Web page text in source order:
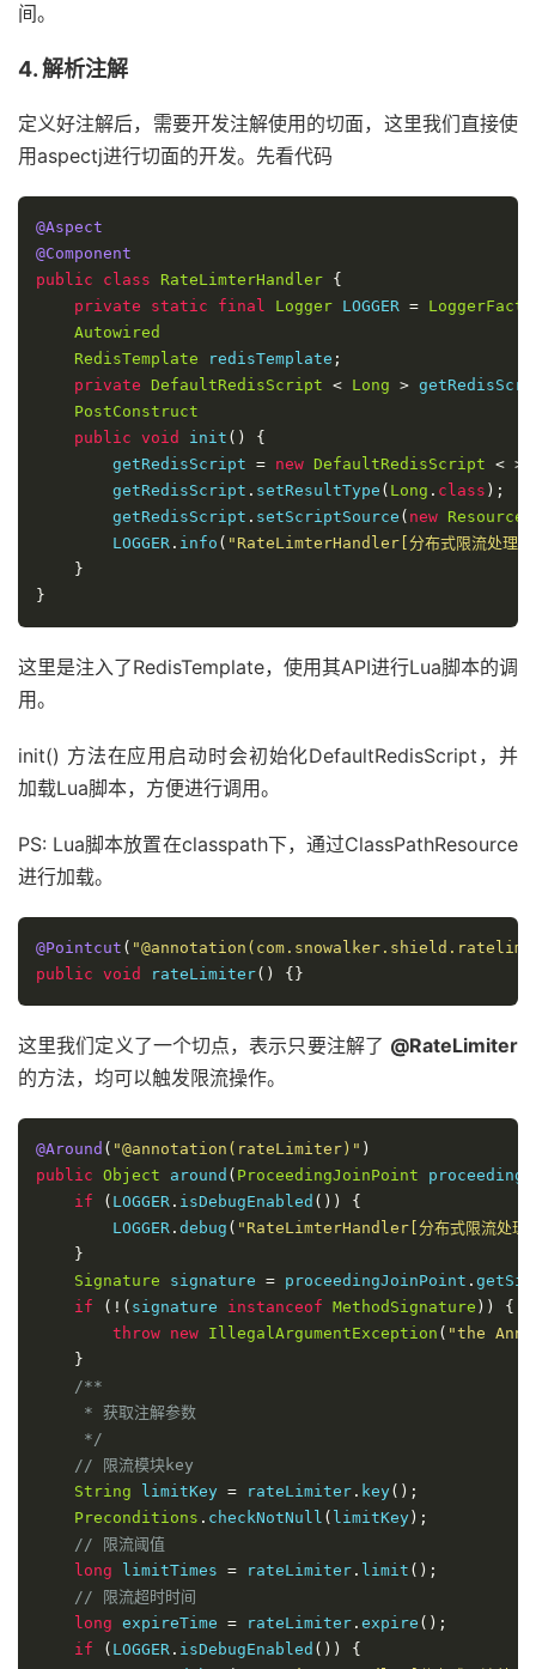
间。
4. 解析注解
定义好注解后，需要开发注解使用的切面，这里我们直接使
用aspectj进行切面的开发。先看代码
@Aspect
@Component
public
class RateLimterHandler {
private
static final Logger LOGGER =
Autowired
RedisTemplate redisTemplate ;
private DefaultRedisScript < Long >
PostConstruct
public void init ()
{
        getRedisScript
= new DefaultRedisScript < >
        getRedisScript
. setResultType ( Long . class );
        getRedisScript
. setScriptSource ( new
        LOGGER
. info ( "RateLimterHandler[分布式限流处理器
}
}
这里是注入了RedisTemplate，使用其API进行Lua脚本的调
用。
init() 方法在应用启动时会初始化DefaultRedisScript，并
加载Lua脚本，方便进行调用。
PS: Lua脚本放置在classpath下，通过ClassPathResource
进行加载。
@Pointcut (
public void rateLimiter() {}
这里我们定义了一个切点，表示只要注解了 @RateLimiter
的方法，均可以触发限流操作。
@Around ( "@annotation(rateLimiter)" )
public Object around ( ProceedingJoinPoint
if
( LOGGER . isDebugEnabled ())
{
        LOGGER
. debug ( "RateLimterHandler[分布式限流处理
}
Signature signature = proceedingJoinPoint .
if
(!( signature instanceof MethodSignature ))
{
throw new IllegalArgumentException ( "the
}
/**
     * 获取注解参数
     */
// 限流模块key
String limitKey = rateLimiter . key();
Preconditions . checkNotNull ( limitKey );
// 限流阈值
long limitTimes = rateLimiter . limit ();
// 限流超时时间
long expireTime = rateLimiter . expire ();
if
( LOGGER . isDebugEnabled ())
{